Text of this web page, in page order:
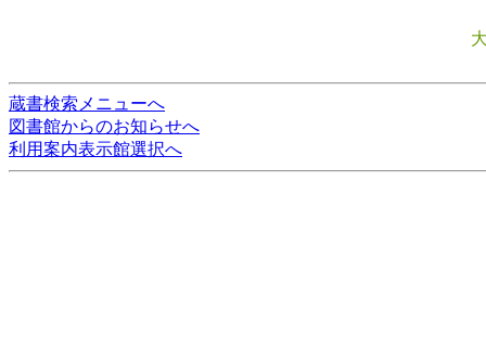
蔵書検索メニューへ
図書館からのお知らせへ
利用案内表示館選択へ